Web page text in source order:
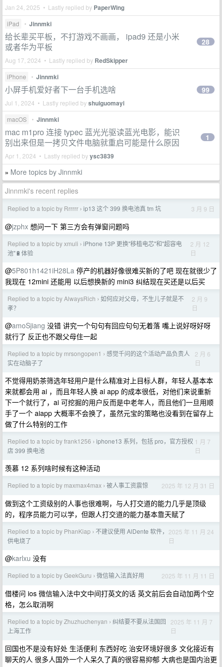
Jan 24, 2025 • Lastly replied by PaperWing
iPad • Jinnmki
给长辈买平板，不打游戏不画画， ipad9 还是小米
或者华为平板
Aug 17, 2024 • Lastly replied by RedSkipper
28
iPhone • Jinnmki
小屏手机爱好者下一台手机选啥
Jul 1, 2024 • Lastly replied byshuiguomayi
99
macOS • Jinnmki
mac m1pro 连接 typec 蓝光光驱读蓝光电影，能识
别出来但是一拷贝文件电脑就重启可能是什么原因
Apr 1, 2024 • Lastly replied byysc3839
1
» More topics by Jinnmki
Jinnmki's recent replies
Replied to a topic by Rrrrrr › ip13 这个 399 换电池真 tm 坑 3 月 9 日
@jzphx 想问一下 第三方会有弹窗问题吗
Replied to a topic by xmuli › iPhone 13P 更换"移植电芯"和"超容电
池"🔋体验
2 月 12
日
@5P801h1421iH28La 停产的机器好像很难买新的了吧 现在就很少了
我现在 12mini 还能用 以后想换新的 mini3 纠结现在买还是以后买
Replied to a topic by AlwaysRich › 如何应对父母，不生儿子就是不
孝？
2 月 9
日
@amoSjiang 没错 讲究一个句句有回应句句无着落 嘴上说好呀好呀
就行了 反正也不跟父母住一起
Replied to a topic by mrsongopen1 › 感觉千问的这个活动产品负责人
实在动脑子了
2 月 6
日
不觉得用奶茶筛选年轻用户是什么精准对上目标人群，年轻人基本本
来就都会用 ai ，而且年轻人换 ai app 的成本很低，对他们来说重新
下一个就行了，ai 可挖掘的用户反而是中老年人，而且他们一旦用顺
手了一个 aiapp 大概率不会换了，虽然元宝的策略也没看到在留存上
做了什么特别的工作
Replied to a topic by frank1256 › iphone13 系列，包括 pro，官方授权
店 399 换电池
1 月 7
日
羡慕 12 系列啥时候有这种活动
Replied to a topic by maxmax4max › 被人事工资震惊 2025 年 12 月 31 日
做到这个工资级别的人事也很难啊，与人打交道的能力几乎是顶级
的，程序员能力可以学，但跟人打交道的能力基本靠天赋了
Replied to a topic by PhanKiap › 不建议使用 AlDente 软件，
供电烧了
2025 年 11 月 24
日
@karlxu 没有
Replied to a topic by GeekGuru › 微信输入法真好用 2025 年 11 月 11 日
借楼问 ios 微信输入法中文中间打英文的话 英文前后会自动加两个空
格，怎么取消啊
Replied to a topic by Zhuzhuchenyan › 纠结要不要从法国回
上海工作
2025 年 11 月 7
日
回国也不是没有好处 生活便利 东西好吃 治安环境好很多 文化接近有
聊天的人 很多人国外一个人呆久了真的很容易抑郁 大病也是国内治更